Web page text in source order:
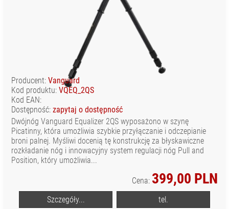
Producent: Vanguard
Kod produktu: VQEQ_2QS
Kod EAN:
Dostępność: zapytaj o dostępność
Dwójnóg Vanguard Equalizer 2QS wyposażono w szynę
Picatinny, która umożliwia szybkie przyłączanie i odczepianie
broni palnej. Myśliwi docenią tę konstrukcję za błyskawiczne
rozkładanie nóg i innowacyjny system regulacji nóg Pull and
Position, który umożliwia...
Cena: 399,00 PLN
Szczegóły... tel.